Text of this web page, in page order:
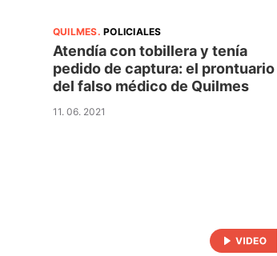
QUILMES.POLICIALES
Atendía con tobillera y tenía
pedido de captura: el prontuario
del falso médico de Quilmes
11. 06. 2021